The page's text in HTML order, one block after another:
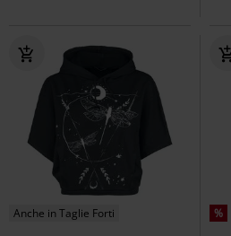
Anche in Taglie Forti %